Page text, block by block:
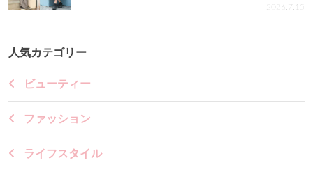
2026.7.15
人気カテゴリー
ビューティー
ファッション
ライフスタイル